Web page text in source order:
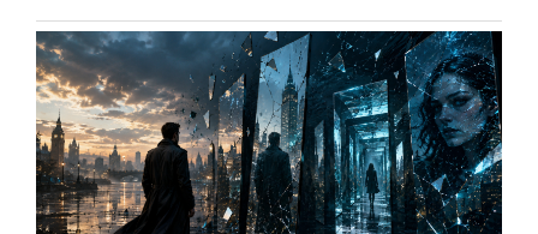
кто
ты,
если
у
тебя
забрать
всё?»